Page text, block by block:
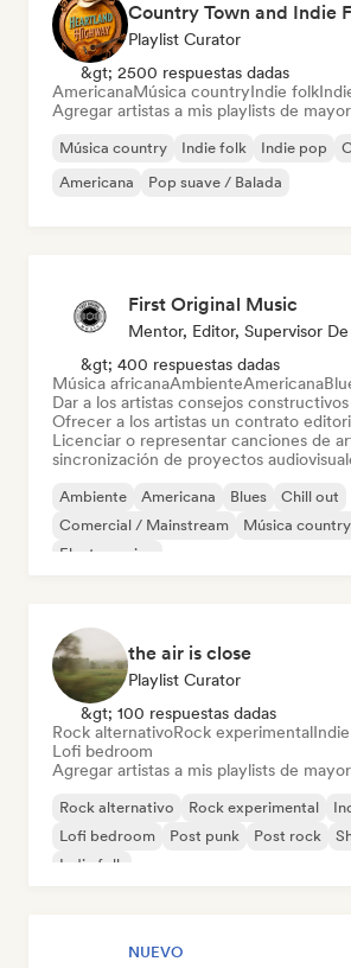
Playlist Curator
&gt; 2500 respuestas dadas
AmericanaMúsica countryIndie folk
Agregar artistas a mis playlists de
Música country Indie folk Indie pop
Americana
Pop suave / Balada
First Original Music
&gt; 400 respuestas dadas
Música africanaAmbienteAmericana
Dar a los artistas consejos constructivos
Ofrecer a los artistas un contrato
Licenciar o representar canciones de
sincronización de proyectos
Ambiente Americana Blues
Chill out
Comercial / Mainstream
Música country
Electro swing
the air is close
Playlist Curator
&gt; 100 respuestas dadas
Rock alternativoRock experimental
Lofi bedroom
Agregar artistas a mis playlists de
Rock alternativo Rock experimental
Lofi bedroom
Post punk Post rock
Indie folk
NUEVO